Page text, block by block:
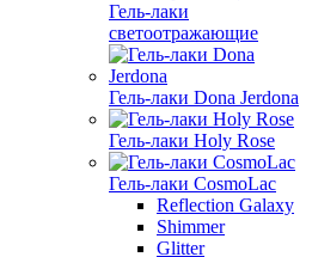
Гель-лаки
светоотражающие
Гель-лаки Dona Jerdona
Гель-лаки Holy Rose
Гель-лаки CosmoLac
Reflection Galaxy
Shimmer
Glitter